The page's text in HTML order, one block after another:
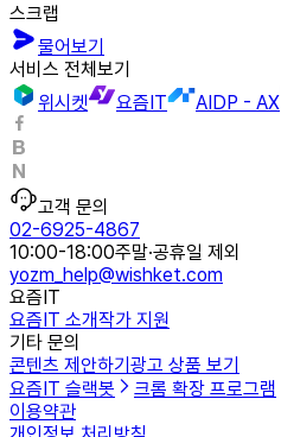
스크랩
물어보기
서비스 전체보기
위시켓
요즘IT AIDP - AX
고객 문의
02-6925-4867
10:00-18:00주말·공휴일 제외
yozm_help@wishket.com
요즘IT
요즘IT 소개작가 지원
기타 문의
콘텐츠 제안하기 광고 상품 보기
요즘IT 슬랙봇
크롬 확장 프로그램
이용약관